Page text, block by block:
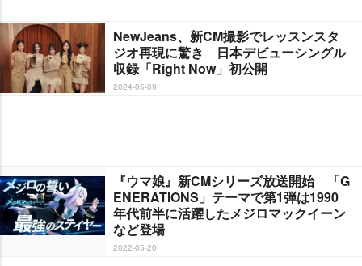
NewJeans、新CM撮影でレッスンスタ
ジオ再現に驚き 日本デビューシングル
収録「Right Now」初公開
2024-05-09
『ウマ娘』新CMシリーズ放送開始 「G
ENERATIONS」テーマで第1弾は1990
年代前半に活躍したメジロマックイーン
など登場
2022-05-20